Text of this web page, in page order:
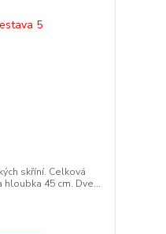
skříní. Celková
hloubka 45 cm. Dve...